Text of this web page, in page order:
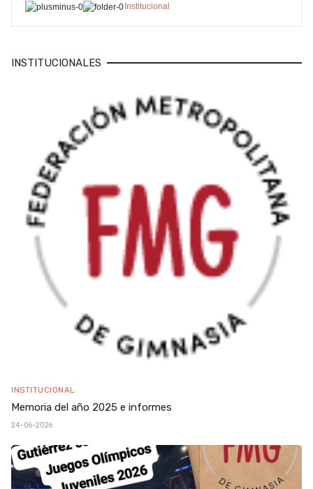
Institucional
INSTITUCIONALES
INSTITUCIONAL
Memoria del año 2025 e informes
24-06-2026